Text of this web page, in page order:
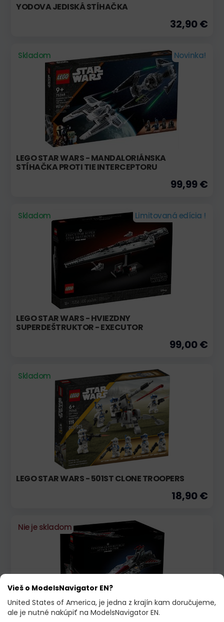
YODOVA JEDISKÁ STÍHAČKA
32,90 €
Skladom Novinka!
LEGO STAR WARS - MANDALORIÁNSKA
STÍHAČKA PROTI TIE INTERCEPTORU
99,99 €
Skladom Limitovaná edícia !
LEGO STAR WARS - HVIEZDNY
SUPERDEŠTRUKTOR - EXECUTOR
99,00 €
Skladom
LEGO STAR WARS - 501ST CLONE TROOPERS
18,90 €
Nie je skladom
Vieš o ModelsNavigator EN?
United States of America, je jedna z krajín kam doručujeme,
ale je nutné nakúpiť na ModelsNavigator EN.